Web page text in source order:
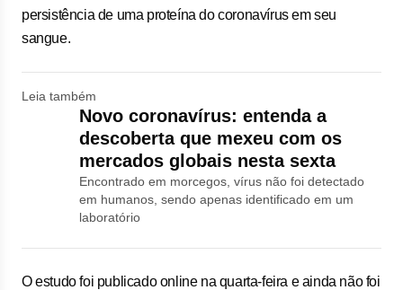
persistência de uma proteína do coronavírus em seu
sangue.
Leia também
Novo coronavírus: entenda a
descoberta que mexeu com os
mercados globais nesta sexta
Encontrado em morcegos, vírus não foi detectado
em humanos, sendo apenas identificado em um
laboratório
O estudo foi publicado online na quarta-feira e ainda não foi